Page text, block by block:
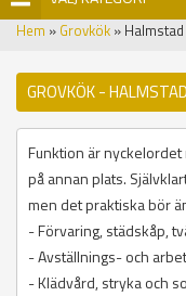
Hem » Grovkök » Halmstad
GROVKÖK - HALMSTAD
Funktion är
på annan plats.
men det praktiska bör
- Förvaring, städskåp,
- Avställnings- och
- Klädvård, stryka och